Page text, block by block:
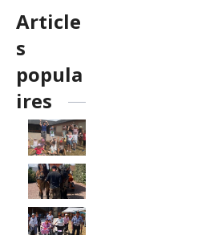
Article
s
popula
ires